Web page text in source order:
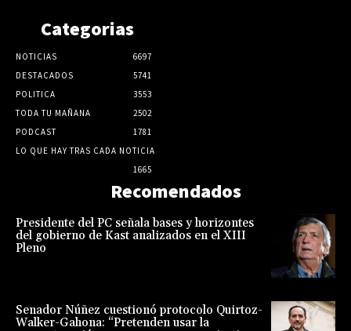
Categorias
NOTICIAS
6697
DESTACADOS
5741
POLITICA
3553
TODA TU MAÑANA
2502
PODCAST
1781
LO QUE HAY TRAS CADA NOTICIA
1665
Recomendados
Presidente del PC señala bases y horizontes
del gobierno de Kast analizados en el XIII
Pleno
Senador Núñez cuestionó protocolo Quirtoz-
Walker-Gahona: “Pretenden usar la